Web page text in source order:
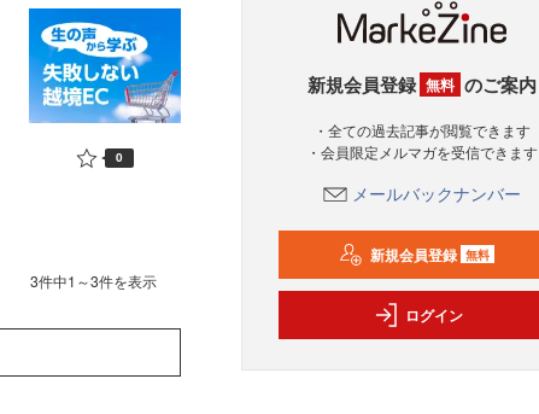
0
3件中1～3件を表示
新規会員登録 無料 のご案内
・全ての過去記事が閲覧できます
・会員限定メルマガを受信できます
メールバックナンバー
新規会員登録 無料
ログイン